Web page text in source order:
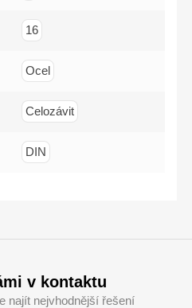
16
Ocel
Celozávit
DIN
v kontaktu
najít nejvhodnější řešení